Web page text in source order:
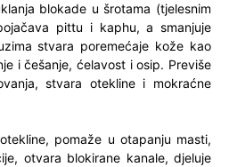
blokade u šrotama (tjelesnim
pittu i kaphu, a smanjuje
stvara poremećaje kože kao
i češanje, ćelavost i osip. Previše
stvara otekline i mokraćne
pomaže u otapanju masti,
otvara blokirane kanale, djeluje